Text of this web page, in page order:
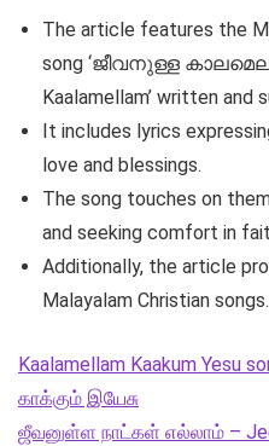
The article features the
song ‘ജീവനുള്ള
Kaalamellam’ written and
It includes lyrics
love and blessings.
The song touches on
and seeking comfort in
Additionally, the article
Malayalam Christian songs.
Kaalamellam Kaakum Yesu
காக்கும் இயேசு
ஜீவனுள்ள நாட்கள் எல்லாம் –